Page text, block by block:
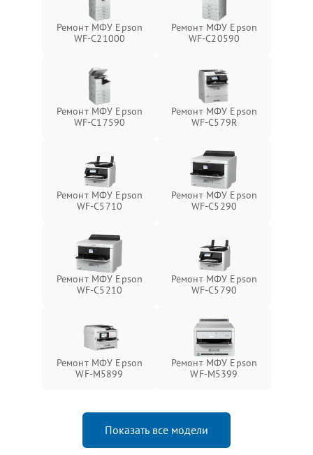
Ремонт МФУ Epson
WF-C21000
Ремонт МФУ Epson
WF-C20590
Ремонт МФУ Epson
WF-C17590
Ремонт МФУ Epson
WF-C579R
Ремонт МФУ Epson
WF-C5710
Ремонт МФУ Epson
WF-C5290
Ремонт МФУ Epson
WF-C5210
Ремонт МФУ Epson
WF-C5790
Ремонт МФУ Epson
WF-M5899
Ремонт МФУ Epson
WF-M5399
Показать все модели